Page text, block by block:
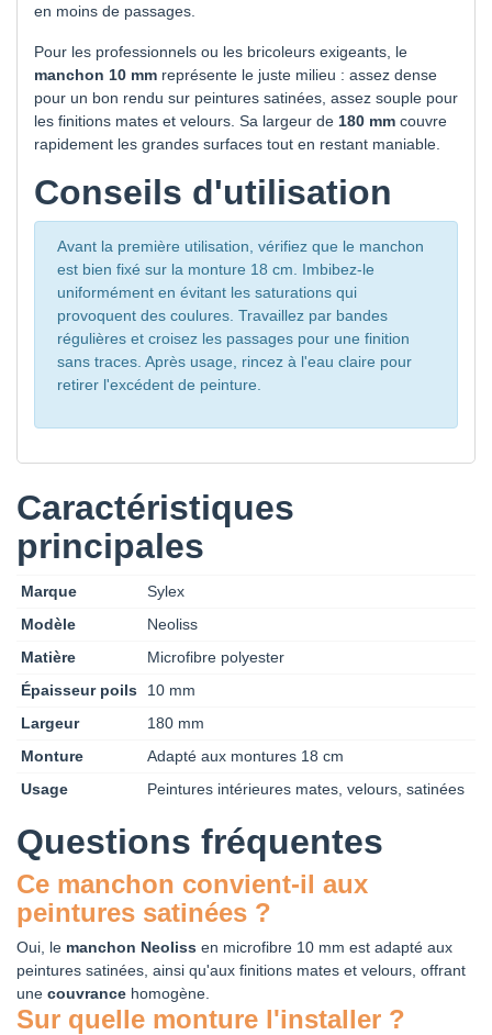
en moins de passages.
Pour les professionnels ou les bricoleurs exigeants, le
manchon 10 mm représente le juste milieu : assez dense
pour un bon rendu sur peintures satinées, assez souple pour
les finitions mates et velours. Sa largeur de 180 mm couvre
rapidement les grandes surfaces tout en restant maniable.
Conseils d'utilisation
Avant la première utilisation, vérifiez que le manchon
est bien fixé sur la monture 18 cm. Imbibez-le
uniformément en évitant les saturations qui
provoquent des coulures. Travaillez par bandes
régulières et croisez les passages pour une finition
sans traces. Après usage, rincez à l'eau claire pour
retirer l'excédent de peinture.
Caractéristiques
principales
Marque
Sylex
Modèle
Neoliss
Matière
Microfibre polyester
Épaisseur poils
10 mm
Largeur
180 mm
Monture
Adapté aux montures 18 cm
Usage
Peintures intérieures mates, velours, satinées
Questions fréquentes
Ce manchon convient-il aux
peintures satinées ?
Oui, le manchon Neoliss en microfibre 10 mm est adapté aux
peintures satinées, ainsi qu'aux finitions mates et velours, offrant
une couvrance homogène.
Sur quelle monture l'installer ?